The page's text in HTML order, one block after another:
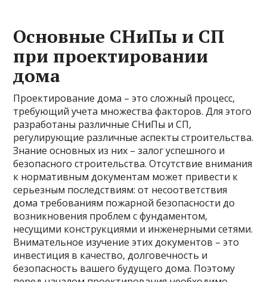
Основные СНиПы и СП
при проектировании
дома
Проектирование дома – это сложный процесс,
требующий учета множества факторов. Для этого
разработаны различные СНиПы и СП,
регулирующие различные аспекты строительства.
Знание основных из них – залог успешного и
безопасного строительства. Отсутствие внимания
к нормативным документам может привести к
серьезным последствиям: от несоответствия
дома требованиям пожарной безопасности до
возникновения проблем с фундаментом,
несущими конструкциями и инженерными сетями.
Внимательное изучение этих документов – это
инвестиция в качество, долговечность и
безопасность вашего будущего дома. Поэтому